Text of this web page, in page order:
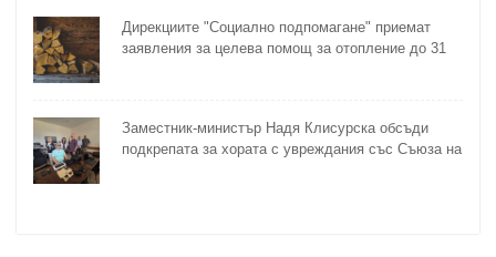
Дирекциите "Социално подпомагане" приемат
заявления за целева помощ за отопление до 31
Заместник-министър Надя Клисурска обсъди
подкрепата за хората с увреждания със Съюза на